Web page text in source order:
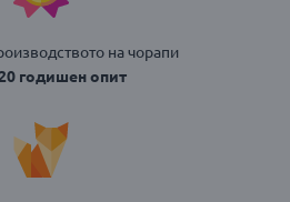
на чорапи
годишен опит